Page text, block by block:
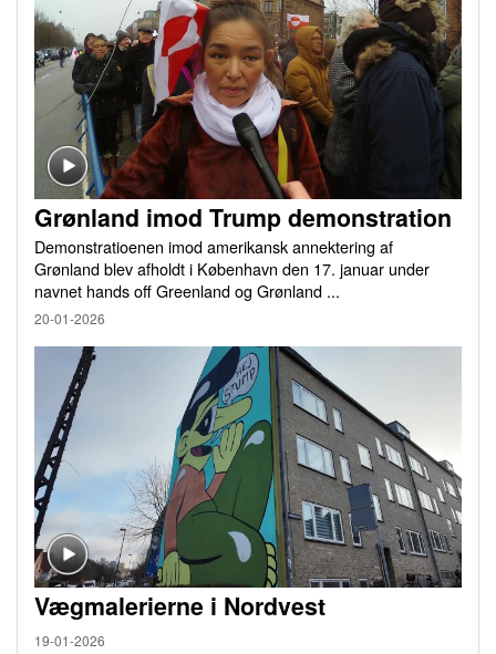
Grønland imod Trump demonstration
Demonstratioenen imod amerikansk annektering af
Grønland blev afholdt i København den 17. januar under
navnet hands off Greenland og Grønland ...
20-01-2026
Vægmalerierne i Nordvest
19-01-2026